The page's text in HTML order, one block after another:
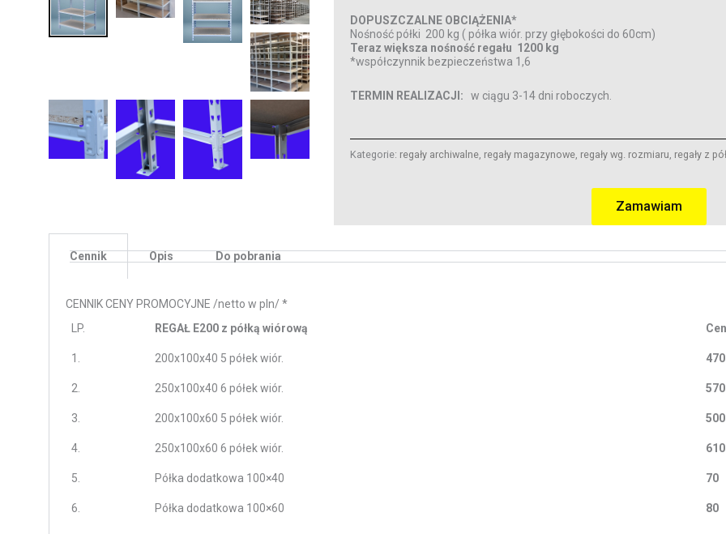
DOPUSZCZALNE OBCIĄŻENIA*
Nośność półki 200 kg ( półka wiór. przy głębokości do 60cm)
Teraz większa nośność regału 1200 kg
*współczynnik bezpieczeństwa 1,6
TERMIN REALIZACJI: w ciągu 3-14 dni roboczych.
Kategorie: regały archiwalne regały magazynowe regały wg. rozmiaru regały z
Zamawiam
Cennik Opis Do pobrania
CENNIK CENY PROMOCYJNE /netto w pln/ *
LP.
REGAŁ E200 z półką wiórową
1. 200x100x40 5 półek wiór. 470
2. 250x100x40 6 półek wiór. 570
3. 200x100x60 5 półek wiór. 500
4. 250x100x60 6 półek wiór. 610
5. Półka dodatkowa 100×40 70
6. Półka dodatkowa 100×60 80